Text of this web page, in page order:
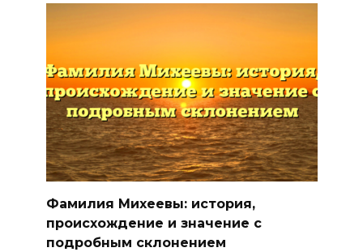
Фамилия Михеевы: история,
происхождение и значение с
подробным склонением